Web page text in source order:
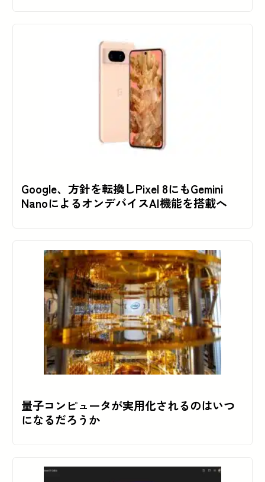
Google、方針を転換しPixel 8にもGemini
NanoによるオンデバイスAI機能を搭載へ
量子コンピュータが実用化されるのはいつ
になるだろうか